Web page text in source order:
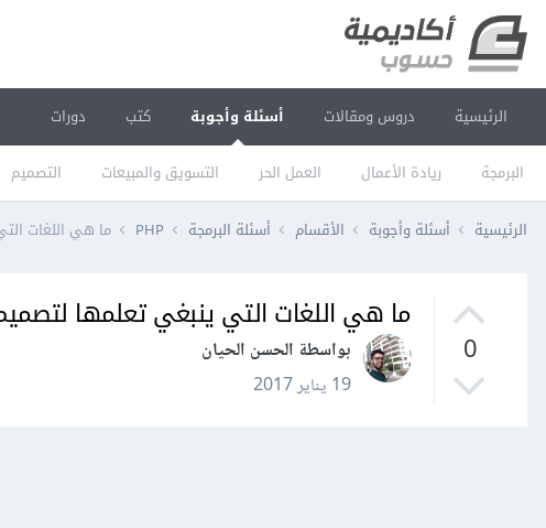
الرئيسية دروس ومقالات أسئلة وأجوبة
البرمجة ريادة الأعمال العمل الحر التسويق والمبيعات التصميم
كتب دورات
الرئيسية أسئلة وأجوبة الأقسام أسئلة البرمجة PHP ما هي اللغات
0
ما هي اللغات التي ينبغي تعلمها
بواسطة الحسن الحيان
19 يناير 2017